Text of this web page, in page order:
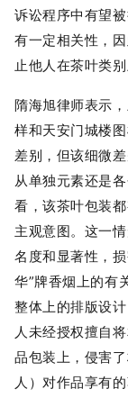
诉讼程序中有望
有一定相关性，
止他人在茶叶类
隋海旭律师表示
样和天安门城楼
差别，但该细微
从单独元素还是
看，该茶叶包装
主观意图。这一
名度和显著性，
华”牌香烟上的有
整体上的排版设
人未经授权擅自
品包装上，侵害
人）对作品享有